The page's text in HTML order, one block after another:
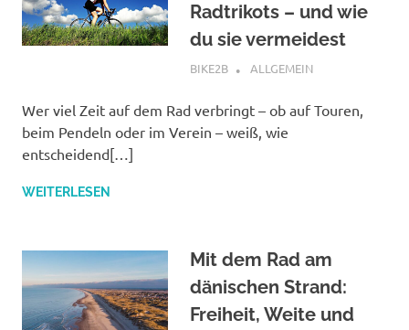
Radtrikots – und wie
du sie vermeidest
DEZEMBER 1, 2025
BIKE2B ALLGEMEIN
Wer viel Zeit auf dem Rad verbringt – ob auf Touren,
beim Pendeln oder im Verein – weiß, wie
entscheidend[…]
WEITERLESEN
Mit dem Rad am
dänischen Strand:
Freiheit, Weite und